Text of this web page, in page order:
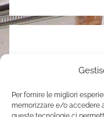
Per fornire le migliori
memorizzare e/o accedere